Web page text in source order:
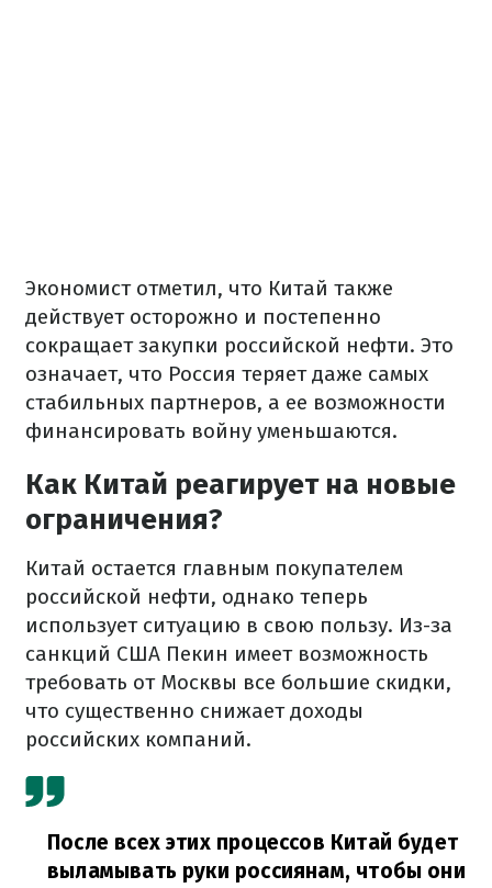
Экономист отметил, что Китай также
действует осторожно и постепенно
сокращает закупки российской нефти. Это
означает, что Россия теряет даже самых
стабильных партнеров, а ее возможности
финансировать войну уменьшаются.
Как Китай реагирует на новые
ограничения?
Китай остается главным покупателем
российской нефти, однако теперь
использует ситуацию в свою пользу. Из-за
санкций США Пекин имеет возможность
требовать от Москвы все большие скидки,
что существенно снижает доходы
российских компаний.
После всех этих процессов Китай будет
выламывать руки россиянам, чтобы они